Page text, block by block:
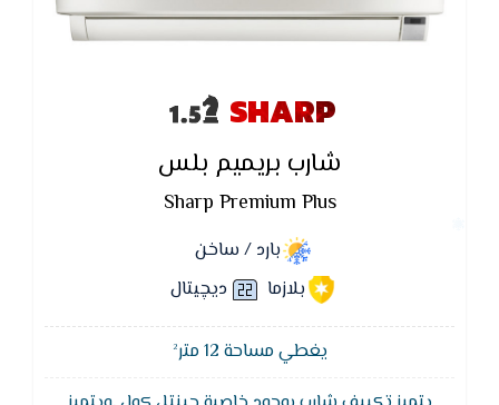
SHARP
شارب بريميم بلس
Sharp Premium Plus
بارد / ساخن
بلازما
ديچيتال
يغطي مساحة 12 متر²